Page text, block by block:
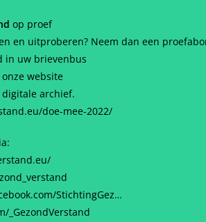
op proef
en uitproberen? Neem dan een
in uw brievenbus
onze website
digitale archief.
doe-mee-2022/
StichtingGez…
_GezondVerstand